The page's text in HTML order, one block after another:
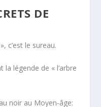
DE
c’est le sureau.
légende de « l’arbre
noir au Moyen-âge: